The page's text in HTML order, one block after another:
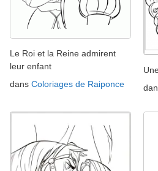
Le Roi et la Reine admirent
leur enfant
dans Coloriages de Raiponce